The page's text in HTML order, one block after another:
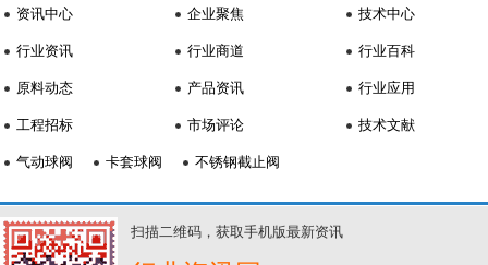
资讯中心
行业资讯
原料动态
工程招标
企业聚焦
行业商道
产品资讯
市场评论
技术中心
行业百科
行业应用
技术文献
气动球阀 卡套球阀 不锈钢截止阀
扫描二维码，获取手机版最新资讯